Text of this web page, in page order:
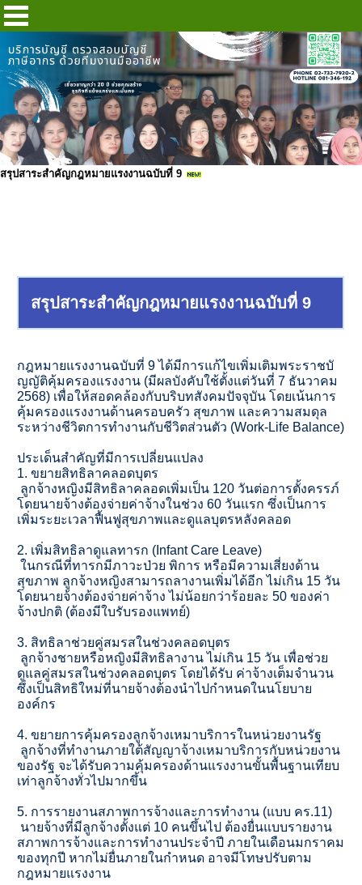
สรุปสาระสำคัญกฎหมายแรงงานฉบับที่ 9
สรุปสาระสำคัญกฎหมายแรงงานฉบับที่ 9
กฎหมายแรงงานฉบับที่ 9 ได้มีการแก้ไขเพิ่มเติมพระราชบั
ญญัติคุ้มครองแรงงาน (มีผลบังคับใช้ตั้งแต่วันที่ 7 ธันวาคม
2568) เพื่อให้สอดคล้องกับบริบทสังคมปัจจุบัน โดยเน้นการ
คุ้มครองแรงงานด้านครอบครัว สุขภาพ และความสมดุล
ระหว่างชีวิตการทำงานกับชีวิตส่วนตัว (Work-Life Balance)
ประเด็นสำคัญที่มีการเปลี่ยนแปลง
1. ขยายสิทธิลาคลอดบุตร
ลูกจ้างหญิงมีสิทธิลาคลอดเพิ่มเป็น 120 วันต่อการตั้งครรภ์
โดยนายจ้างต้องจ่ายค่าจ้างในช่วง 60 วันแรก ซึ่งเป็นการ
เพิ่มระยะเวลาฟื้นฟูสุขภาพและดูแลบุตรหลังคลอด
2. เพิ่มสิทธิลาดูแลทารก (Infant Care Leave)
ในกรณีที่ทารกมีภาวะป่วย พิการ หรือมีความเสี่ยงด้าน
สุขภาพ ลูกจ้างหญิงสามารถลางานเพิ่มได้อีก ไม่เกิน 15 วัน
โดยนายจ้างต้องจ่ายค่าจ้าง ไม่น้อยกว่าร้อยละ 50 ของค่า
จ้างปกติ (ต้องมีใบรับรองแพทย์)
3. สิทธิลาช่วยคู่สมรสในช่วงคลอดบุตร
ลูกจ้างชายหรือหญิงมีสิทธิลางาน ไม่เกิน 15 วัน เพื่อช่วย
ดูแลคู่สมรสในช่วงคลอดบุตร โดยได้รับ ค่าจ้างเต็มจำนวน
ซึ่งเป็นสิทธิใหม่ที่นายจ้างต้องนำไปกำหนดในนโยบาย
องค์กร
4. ขยายการคุ้มครองลูกจ้างเหมาบริการในหน่วยงานรัฐ
ลูกจ้างที่ทำงานภายใต้สัญญาจ้างเหมาบริการกับหน่วยงาน
ของรัฐ จะได้รับความคุ้มครองด้านแรงงานขั้นพื้นฐานเทียบ
เท่าลูกจ้างทั่วไปมากขึ้น
5. การรายงานสภาพการจ้างและการทำงาน (แบบ คร.11)
นายจ้างที่มีลูกจ้างตั้งแต่ 10 คนขึ้นไป ต้องยื่นแบบรายงาน
สภาพการจ้างและการทำงานประจำปี ภายในเดือนมกราคม
ของทุกปี หากไม่ยื่นภายในกำหนด อาจมีโทษปรับตาม
กฎหมายแรงงาน